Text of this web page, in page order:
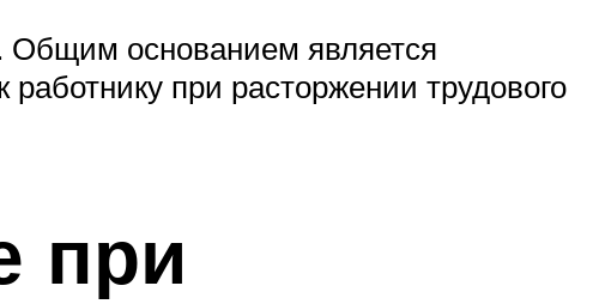
Общим основанием является
при расторжении трудового
при